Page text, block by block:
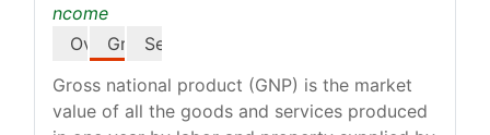
ncome
OverviewGross national product
See also
Gross national product (GNP) is the market
value of all the goods and services produced